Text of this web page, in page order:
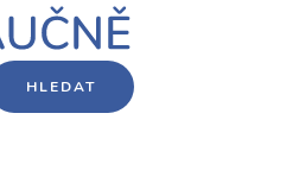
HLEDAT